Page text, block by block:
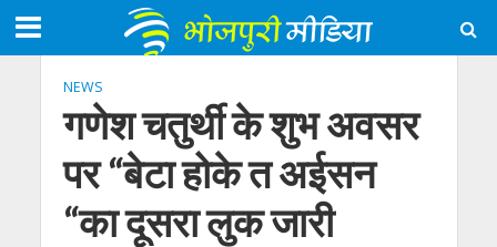
NEWS
गणेश चतुर्थी के शुभ अवसर
पर “बेटा होके त अईसन
“का दूसरा लुक जारी